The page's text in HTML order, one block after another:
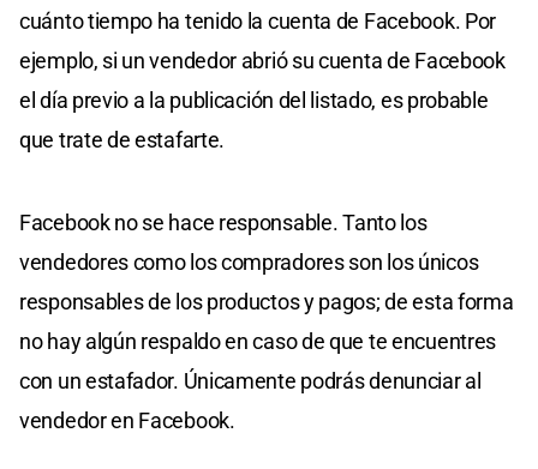
cuánto tiempo ha tenido la cuenta de Facebook. Por
ejemplo, si un vendedor abrió su cuenta de Facebook
el día previo a la publicación del listado, es probable
que trate de estafarte.
Facebook no se hace responsable. Tanto los
vendedores como los compradores son los únicos
responsables de los productos y pagos; de esta forma
no hay algún respaldo en caso de que te encuentres
con un estafador. Únicamente podrás denunciar al
vendedor en Facebook.